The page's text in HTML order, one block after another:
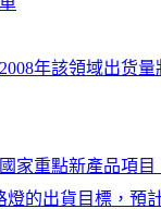
年該領域出货量
家重點新產品項
的出貨目標，預